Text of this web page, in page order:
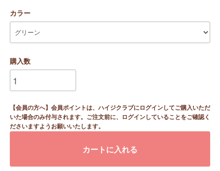
カラー
購入数
【会員の方へ】会員ポイントは、ハイジクラブにログインしてご購入いただ
いた場合のみ付与されます。ご注文前に、ログインしていることをご確認く
ださいますようお願いいたします。
カートに入れる